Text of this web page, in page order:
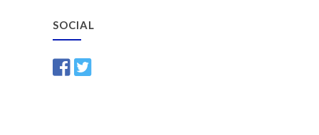
SOCIAL